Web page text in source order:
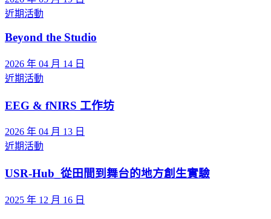
近期活動
Beyond the Studio
2026 年 04 月 14 日
近期活動
EEG & fNIRS 工作坊
2026 年 04 月 13 日
近期活動
USR-Hub_從田間到舞台的地方創生實驗
2025 年 12 月 16 日